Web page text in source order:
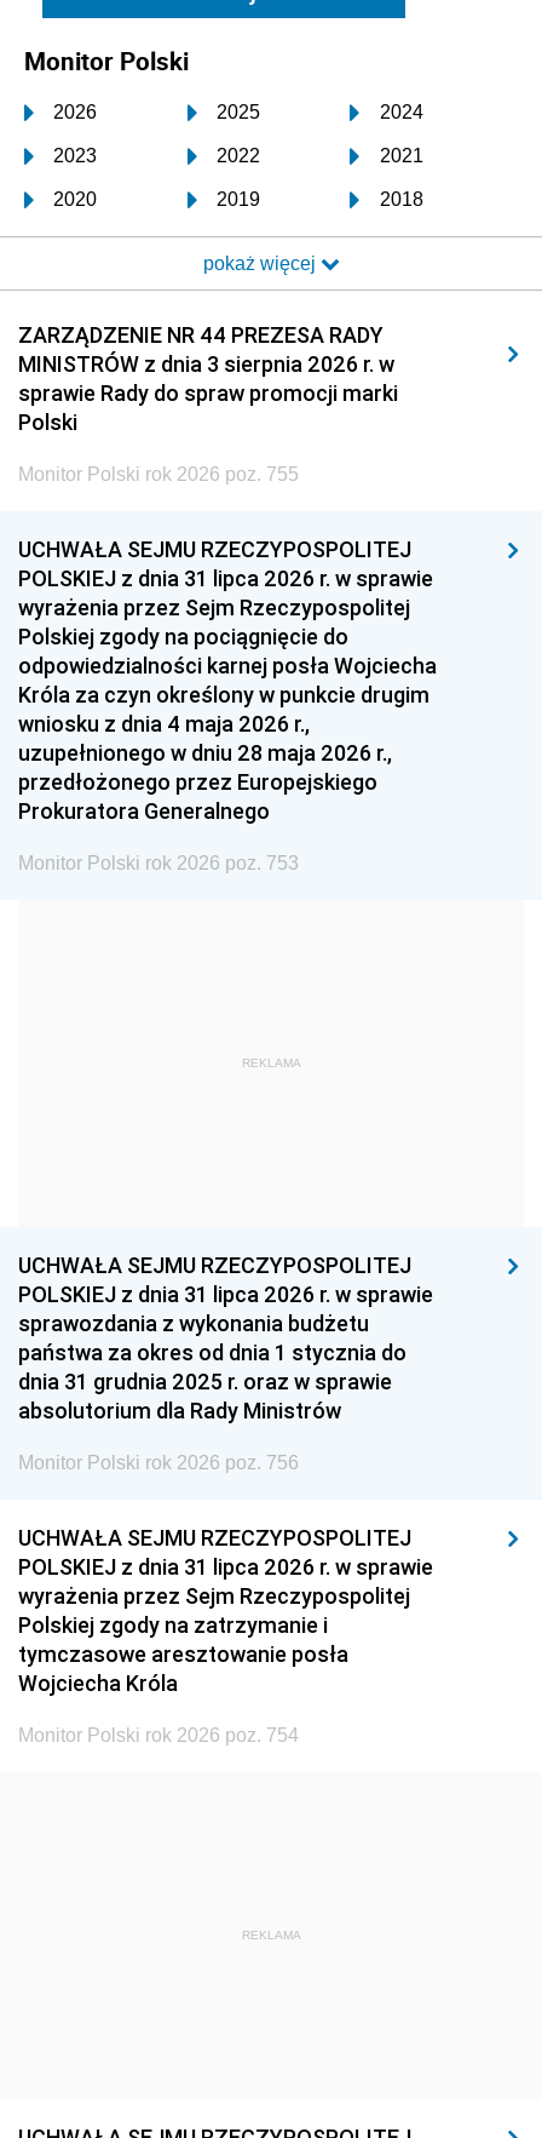
Monitor Polski
2026 2025 2024
2023 2022 2021
2020 2019 2018
2017 2016 2015
2014 2013 2012
2011 2010 2009
2008 2007 2006
2005
1996 1995 1994
1993 1992 1991
1990 1989
1987 1986 1985
1984 1983
1981 1980 1979
1978 1977
1975 1974
1959
1939 1938 1937
1936 1930
pokaż więcej
ZARZĄDZENIE NR 44 PREZESA RADY
MINISTRÓW z dnia 3 sierpnia 2026 r. w
sprawie Rady do spraw promocji marki
Polski
Monitor Polski rok 2026 poz. 755
UCHWAŁA SEJMU RZECZYPOSPOLITEJ
POLSKIEJ z dnia 31 lipca 2026 r. w sprawie
wyrażenia przez Sejm Rzeczypospolitej
Polskiej zgody na pociągnięcie do
odpowiedzialności karnej posła Wojciecha
Króla za czyn określony w punkcie drugim
wniosku z dnia 4 maja 2026 r.,
uzupełnionego w dniu 28 maja 2026 r.,
przedłożonego przez Europejskiego
Prokuratora Generalnego
Monitor Polski rok 2026 poz. 753
REKLAMA
UCHWAŁA SEJMU RZECZYPOSPOLITEJ
POLSKIEJ z dnia 31 lipca 2026 r. w sprawie
sprawozdania z wykonania budżetu
państwa za okres od dnia 1 stycznia do
dnia 31 grudnia 2025 r. oraz w sprawie
absolutorium dla Rady Ministrów
Monitor Polski rok 2026 poz. 756
UCHWAŁA SEJMU RZECZYPOSPOLITEJ
POLSKIEJ z dnia 31 lipca 2026 r. w sprawie
wyrażenia przez Sejm Rzeczypospolitej
Polskiej zgody na zatrzymanie i
tymczasowe aresztowanie posła
Wojciecha Króla
Monitor Polski rok 2026 poz. 754
REKLAMA